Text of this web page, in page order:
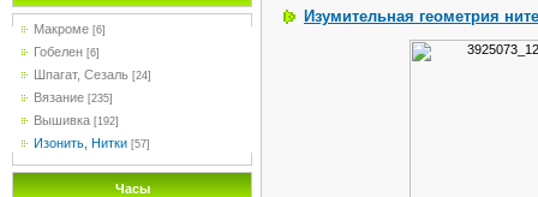
Макроме [6]
Гобелен [6]
Шпагат, Сезаль [24]
Вязание [235]
Вышивка [192]
Изонить, Нитки [57]
Часы
Изумительная геометрия